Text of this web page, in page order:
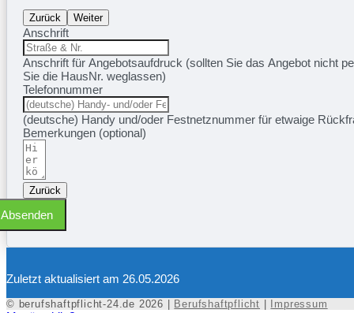
Zurück Weiter
Anschrift
Anschrift für Angebotsaufdruck (sollten Sie das Angebot nicht
Sie die HausNr. weglassen)
Telefonnummer
(deutsche) Handy und/oder Festnetznummer für etwaige
Bemerkungen (optional)
Zurück
Absenden
Zuletzt aktualisiert am 26.05.2026
© berufshaftpflicht-24.de 2026 | Berufshaftpflicht Impressum